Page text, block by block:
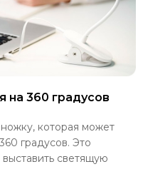
на 360 градусов
которая может
градусов. Это
светящую